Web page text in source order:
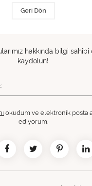
Geri Dön
hakkında bilgi
kaydolun!
okudum ve elektronik posta
ediyorum.